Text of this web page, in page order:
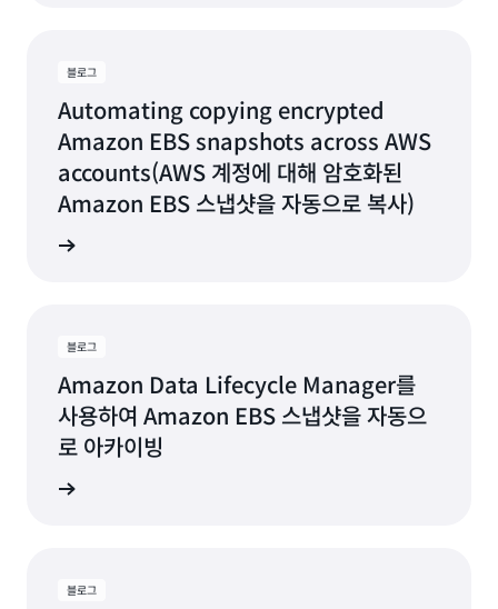
블로그
Automating copying encrypted
Amazon EBS snapshots across AWS
accounts(AWS 계정에 대해 암호화된
Amazon EBS 스냅샷을 자동으로 복사)
블로그
Amazon Data Lifecycle Manager를
사용하여 Amazon EBS 스냅샷을 자동으
로 아카이빙
블로그